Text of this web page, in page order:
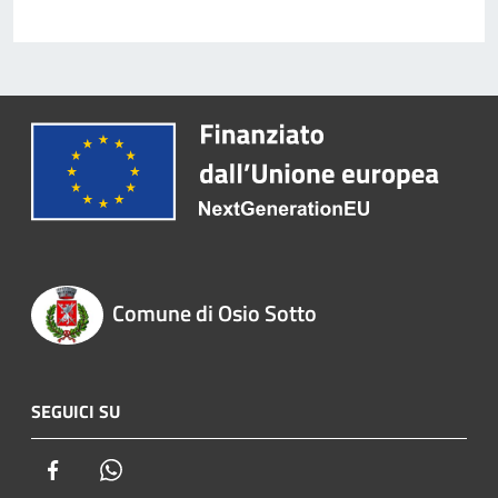
Comune di Osio Sotto
SEGUICI SU
Facebook